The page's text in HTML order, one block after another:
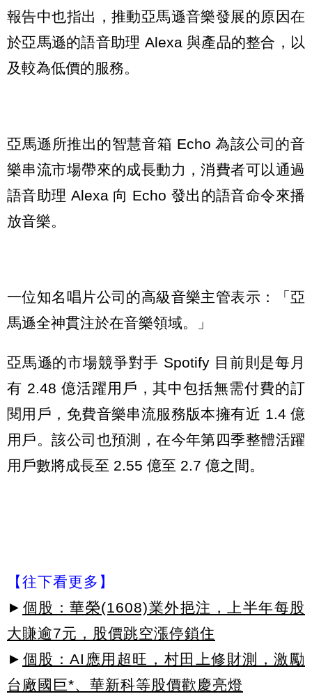
報告中也指出，推動亞馬遜音樂發展的原因在
於亞馬遜的語音助理 Alexa 與產品的整合，以
及較為低價的服務。
亞馬遜所推出的智慧音箱 Echo 為該公司的音
樂串流市場帶來的成長動力，消費者可以通過
語音助理 Alexa 向 Echo 發出的語音命令來播
放音樂。
一位知名唱片公司的高級音樂主管表示：「亞
馬遜全神貫注於在音樂領域。」
亞馬遜的市場競爭對手 Spotify 目前則是每月
有 2.48 億活躍用戶，其中包括無需付費的訂
閱用戶，免費音樂串流服務版本擁有近 1.4 億
用戶。該公司也預測，在今年第四季整體活躍
用戶數將成長至 2.55 億至 2.7 億之間。
【往下看更多】
► 個股：華榮(1608)業外挹注，上半年每股
大賺逾7元，股價跳空漲停鎖住
► 個股：AI應用超旺，村田上修財測，激勵
台廠國巨*、華新科等股價歡慶亮燈